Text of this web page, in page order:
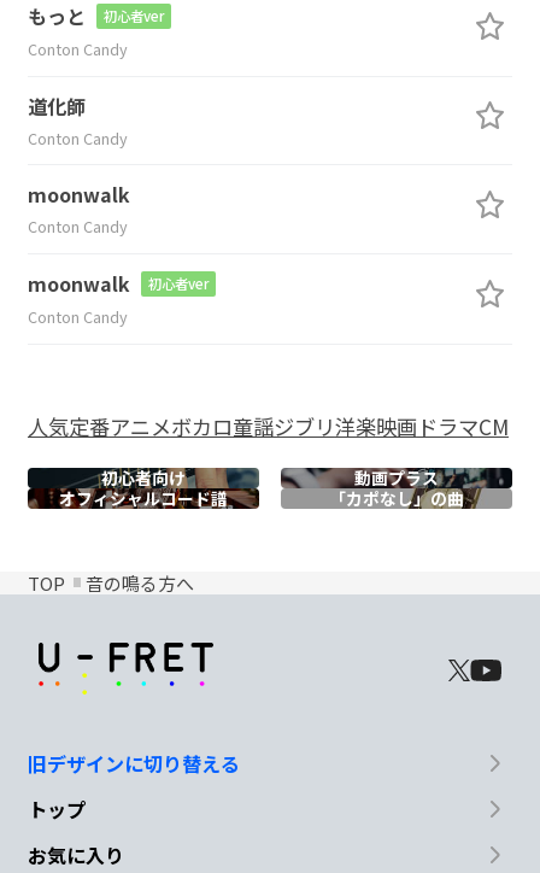
もっと 初心者ver
Conton Candy
道化師
Conton Candy
moonwalk
Conton Candy
moonwalk 初心者ver
Conton Candy
人気定番アニメボカロ童謡ジブリ洋楽映画ドラマCM
初心者向け
動画プラス
オフィシャルコード譜 「カポなし」の曲
TOP 音の鳴る方へ
旧デザインに切り替える
トップ
お気に入り